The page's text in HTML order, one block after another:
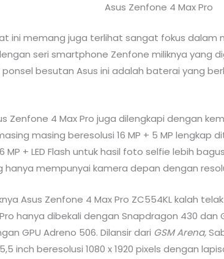
Asus Zenfone 4 Max Pro
ini memang juga terlihat sangat fokus dalam
seri smartphone Zenfone miliknya yang
besutan Asus ini adalah baterai yang
Zenfone 4 Max Pro juga dilengkapi dengan
masing beresolusi 16 MP + 5 MP lengkap
MP + LED Flash untuk hasil foto selfie lebih
mempunyai kamera depan dengan
Asus Zenfone 4 Max Pro ZC554KL kalah
hanya dibekali dengan Snapdragon 430 dan
GPU Adreno 506. Dilansir dari GSM Arena,
inch beresolusi 1080 x 1920 pixels dengan